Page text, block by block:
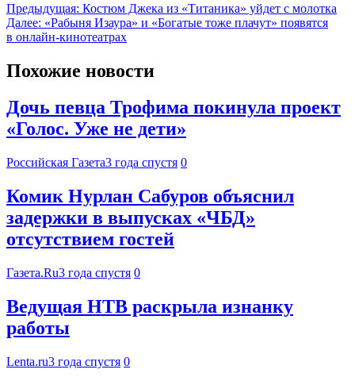
Предыдущая: Костюм Джека из «Титаника» уйдет с молотка
Далее: «Рабыня Изаура» и «Богатые тоже плачут» появятся
в онлайн-кинотеатрах
Похожие новости
Дочь певца Трофима покинула проект
«Голос. Уже не дети»
Российская Газета3 года спустя 0
Комик Нурлан Сабуров объяснил
задержки в выпусках «ЧБД»
отсутствием гостей
Газета.Ru3 года спустя 0
Ведущая НТВ раскрыла изнанку
работы
Lenta.ru3 года спустя 0